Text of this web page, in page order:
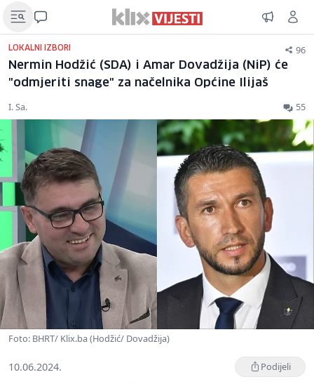
LOKALNI IZBORI 96
Nermin Hodžić (SDA) i Amar Dovadžija (NiP) će
"odmjeriti snage" za načelnika Općine Ilijaš
I. Sa. 55
Foto: BHRT/ Klix.ba (Hodžić/ Dovadžija)
10.06.2024. Podijeli